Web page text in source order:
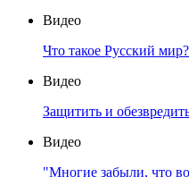
Видео
Что такое Русский
Видео
Защитить и
Видео
"Многие забыли, что